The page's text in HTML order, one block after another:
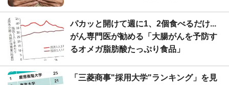
パカッと開けて週に1、2個食べるだけ...
がん専門医が勧める「大腸がんを予防す
るオメガ脂肪酸たっぷり食品」
「三菱商事"採用大学"ランキング」を見